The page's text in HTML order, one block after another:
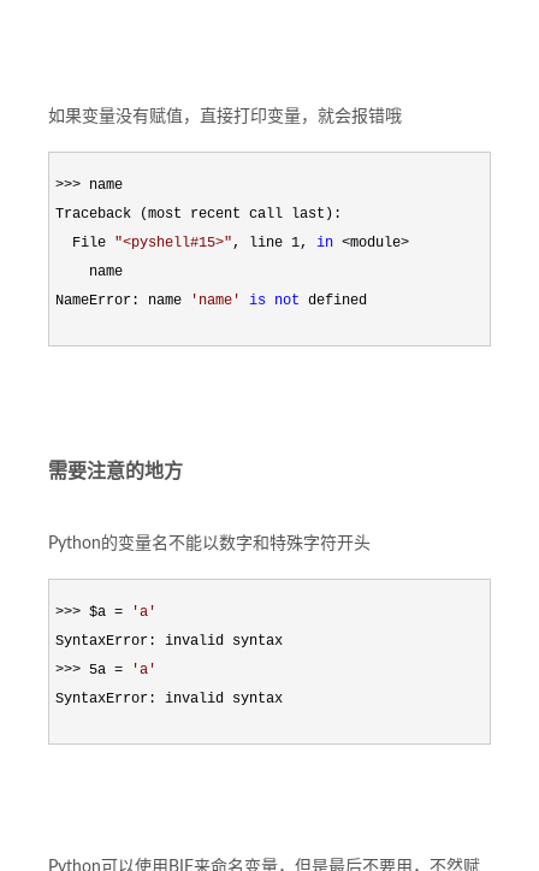
如果变量没有赋值，直接打印变量，就会报错哦
>>> name
Traceback (most recent call last):
  File
"<pyshell#15>", line 1, in <module>
    name
NameError: name
' name ' is not defined
需要注意的地方
Python的变量名不能以数字和特殊字符开头
>>> $a = 'a '
>>> 5a =
'a '
SyntaxError: invalid syntax
Python可以使用BIF来命名变量，但是最后不要用，不然赋